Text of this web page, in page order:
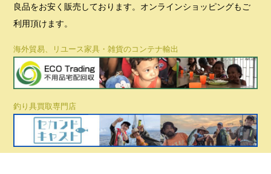
良品をお安く販売しております。オンラインショッピングもご
利用頂けます。
海外貿易、リユース家具・雑貨のコンテナ輸出
釣り具買取専門店